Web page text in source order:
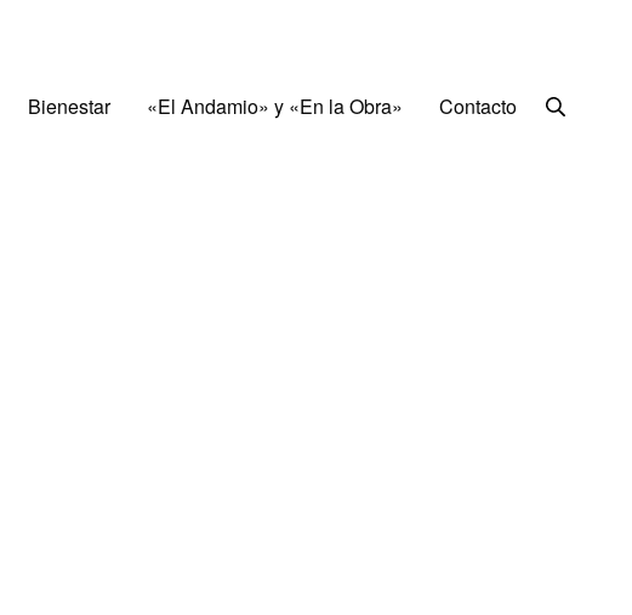
Bienestar «El Andamio» y «En la Obra» Contacto